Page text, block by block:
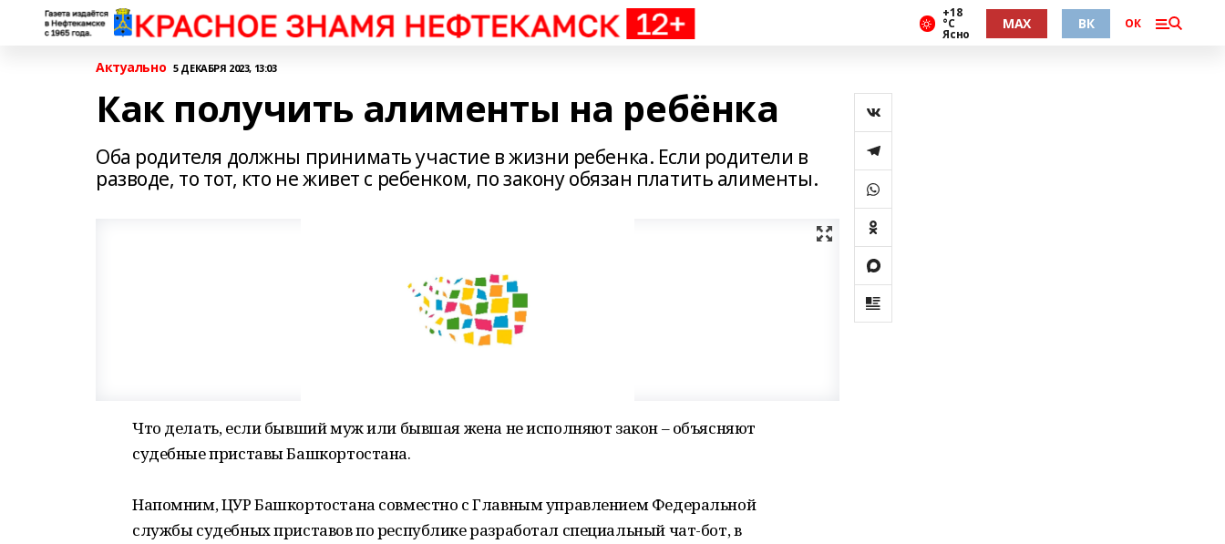
+18
°С
Ясно
MAX ВК ОК
Актуально 5 ДЕКАБРЯ 2023, 13:03
Как получить алименты на ребёнка
Оба родителя должны принимать участие в жизни ребенка. Если родители в
разводе, то тот, кто не живет с ребенком, по закону обязан платить алименты.
Что делать, если бывший муж или бывшая жена не исполняют закон – объясняют
судебные приставы Башкортостана.
Напомним, ЦУР Башкортостана совместно с Главным управлением Федеральной
службы судебных приставов по республике разработал специальный чат-бот, в